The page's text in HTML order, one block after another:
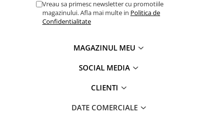
Vreau sa primesc newsletter cu promotiile
magazinului. Afla mai multe in Politica de
Confidentialitate
MAGAZINUL MEU
SOCIAL MEDIA
CLIENTI
DATE COMERCIALE